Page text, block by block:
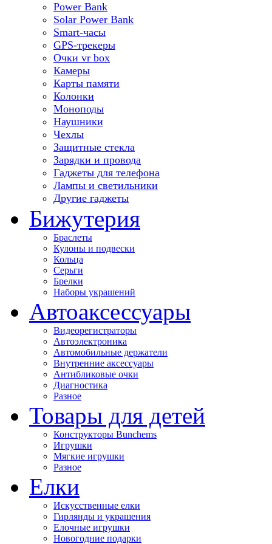
Power Bank
Solar Power Bank
Smart-часы
GPS-трекеры
Очки vr box
Камеры
Карты памяти
Колонки
Моноподы
Наушники
Чехлы
Защитные стекла
Зарядки и провода
Гаджеты для телефона
Лампы и светильники
Другие гаджеты
Бижутерия
Браслеты
Кулоны и подвески
Кольца
Серьги
Брелки
Наборы украшений
Автоаксессуары
Видеорегистраторы
Автоэлектроника
Автомобильные держатели
Внутренние аксессуары
Антибликовые очки
Диагностика
Разное
Товары для детей
Конструкторы Bunchems
Игрушки
Мягкие игрушки
Разное
Елки
Искусственные елки
Гирлянды и украшения
Елочные игрушки
Новогодние подарки